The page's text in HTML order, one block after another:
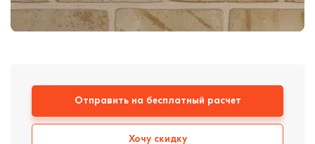
Кирпич ручной
формовки
Клинкерная плитка
Строительные
смеси
Отправить на бесплатный расчет
Хочу скидку